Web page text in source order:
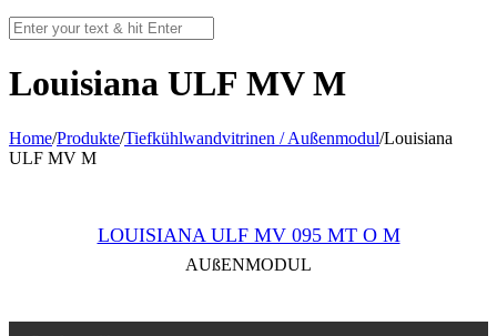
Louisiana ULF MV M
Home/Produkte/Tiefkühlwandvitrinen / Außenmodul/Louisiana
ULF MV M
LOUISIANA ULF MV 095 MT O M
AUßENMODUL